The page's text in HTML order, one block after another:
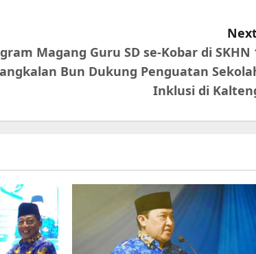
Magang Guru SD se-Kobar di SKHN
Bun Dukung Penguatan
Inklusi di